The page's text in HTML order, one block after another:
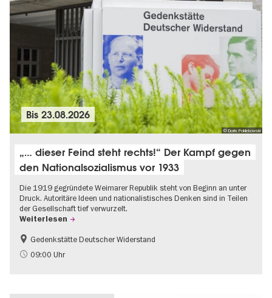
© Doris Poklekowski
Bis23.08.2026
„… dieser Feind steht rechts!“ Der Kampf gegen
den Nationalsozialismus vor 1933
Die 1919 gegründete Weimarer Republik steht von Beginn an unter
Druck. Autoritäre Ideen und nationalistisches Denken sind in Teilen
der Gesellschaft tief verwurzelt.
Weiterlesen
Gratis
NS-Geschichte
Gedenkstätte Deutscher Widerstand
09:00 Uhr